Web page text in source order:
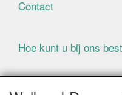
Contact
Hoe kunt u bij ons
Voorwaarden